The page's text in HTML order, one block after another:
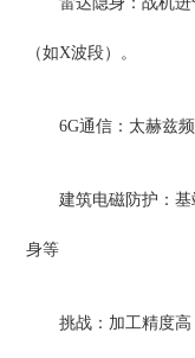
（如X波段）。
6G通信：太赫兹
建筑电磁防护：
身等
挑战：加工精度